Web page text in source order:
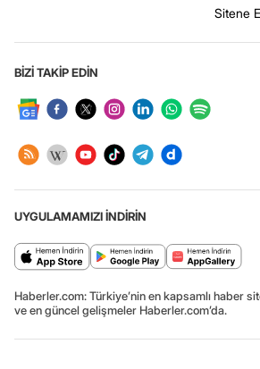
Sitene
BİZİ TAKİP EDİN
UYGULAMAMIZI İNDİRİN
Haberler.com: Türkiye’nin en kapsamlı haber
ve en güncel gelişmeler Haberler.com’da.